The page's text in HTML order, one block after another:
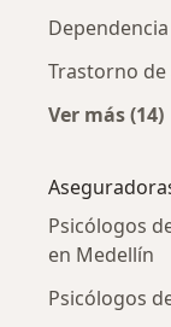
Trastorno de
Ver más (14)
Psicólogos
en Medellín
Psicólogos